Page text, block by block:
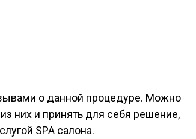
о данной процедуре. Можно
них и принять для себя решение,
SPA салона.